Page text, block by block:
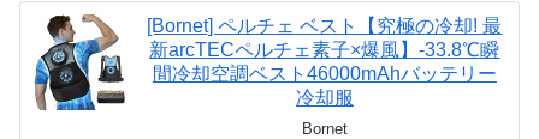
[Bornet] ペルチェ ベスト【究極の冷却! 最
新arcTECペルチェ素子×爆風】-33.8℃瞬
間冷却空調ベスト46000mAhバッテリー
冷却服
Bornet